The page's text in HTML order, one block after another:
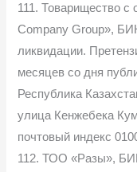
111. Товарищество с
Company Group»,
ликвидации.
месяцев со дня
Республика
улица Кенжебека
почтовый индекс
112. ТОО «Разы»,